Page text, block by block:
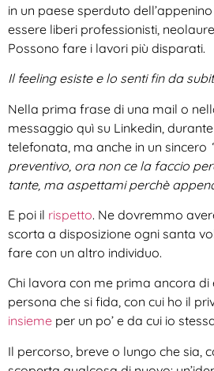
in un paese sperduto
essere liberi professionisti,
Possono fare i lavori più disparati.
Il feeling esiste e lo senti fin da
Nella prima frase di una mail o
messaggio quì su Linkedin,
telefonata, ma anche in un sincero
preventivo, ora non ce la faccio
tante, ma aspettami perchè
E poi il rispetto. Ne dovremmo
scorta a disposizione ogni santa
fare con un altro individuo.
Chi lavora con me prima ancora di
persona che si fida, con cui ho il
insieme per un po’ e da cui io
Il percorso, breve o lungo che sia,